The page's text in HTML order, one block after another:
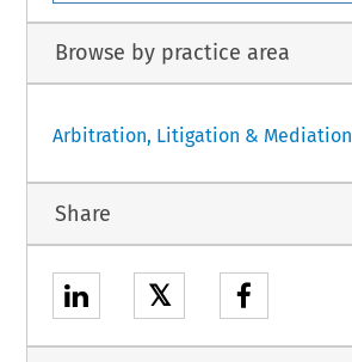
Browse by practice area
Arbitration, Litigation & Mediation
Share
𝕏